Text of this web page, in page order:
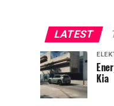
LATEST
Kia